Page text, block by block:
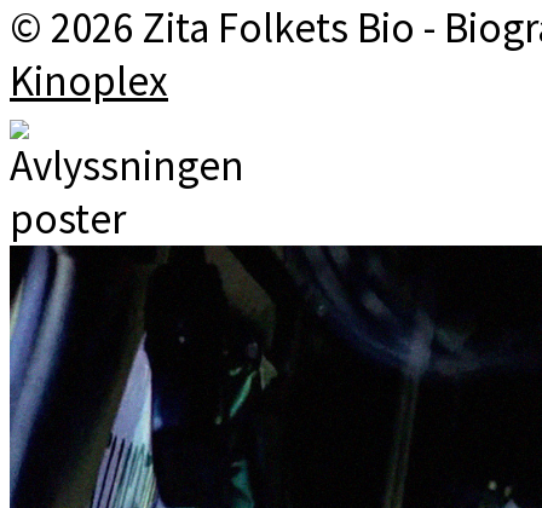
© 2026 Zita Folkets Bio -
Kinoplex